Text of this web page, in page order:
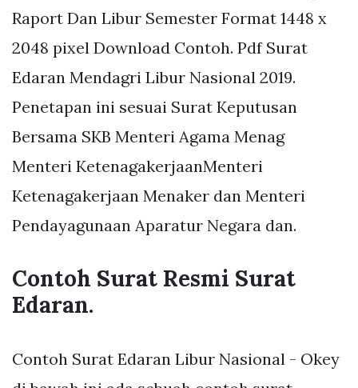
Raport Dan Libur Semester Format 1448 x
2048 pixel Download Contoh. Pdf Surat
Edaran Mendagri Libur Nasional 2019.
Penetapan ini sesuai Surat Keputusan
Bersama SKB Menteri Agama Menag
Menteri KetenagakerjaanMenteri
Ketenagakerjaan Menaker dan Menteri
Pendayagunaan Aparatur Negara dan.
Contoh Surat Resmi Surat
Edaran.
Contoh Surat Edaran Libur Nasional - Okey